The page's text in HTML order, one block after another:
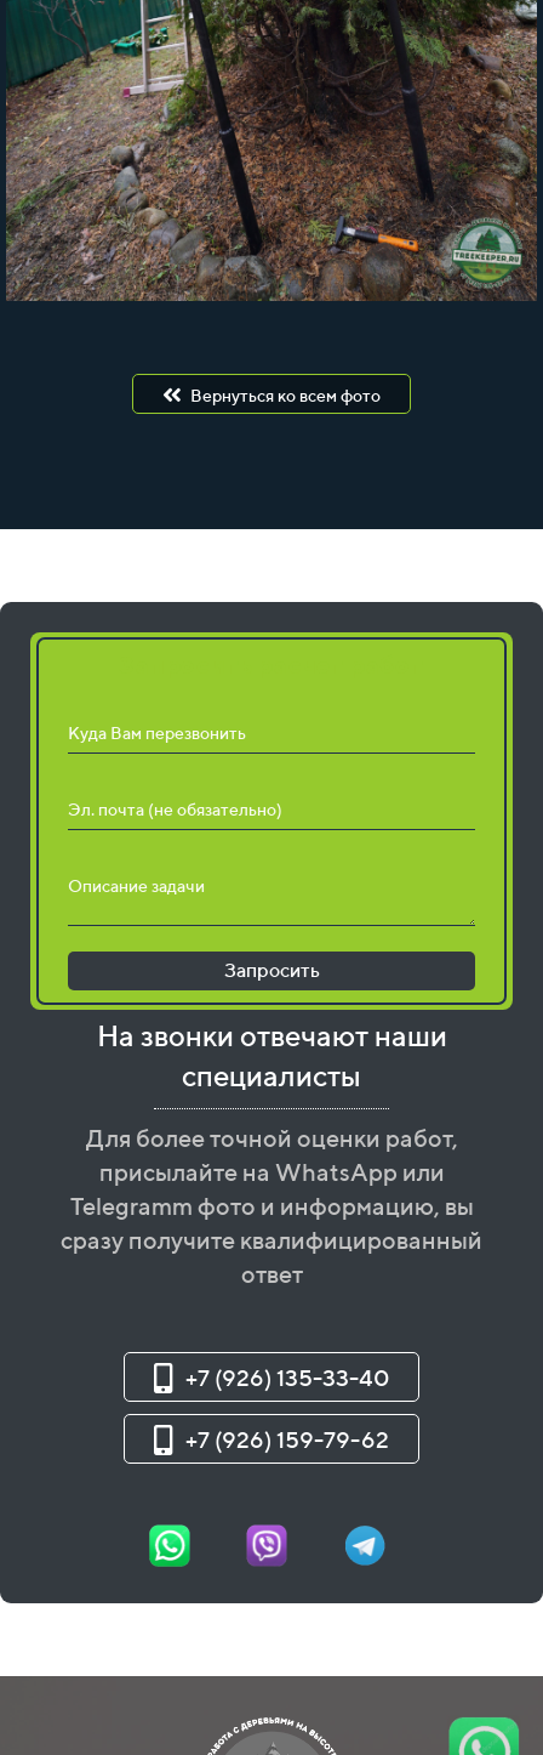
Вернуться ко всем фото
Куда Вам перезвонить
Эл. почта (не обязательно)
Описание задачи
Запросить
На звонки отвечают наши
специалисты
Для более точной оценки работ,
присылайте на WhatsApp или
Telegramm фото и информацию, вы
сразу получите квалифицированный
ответ
+7 (926) 135-33-40
+7 (926) 159-79-62